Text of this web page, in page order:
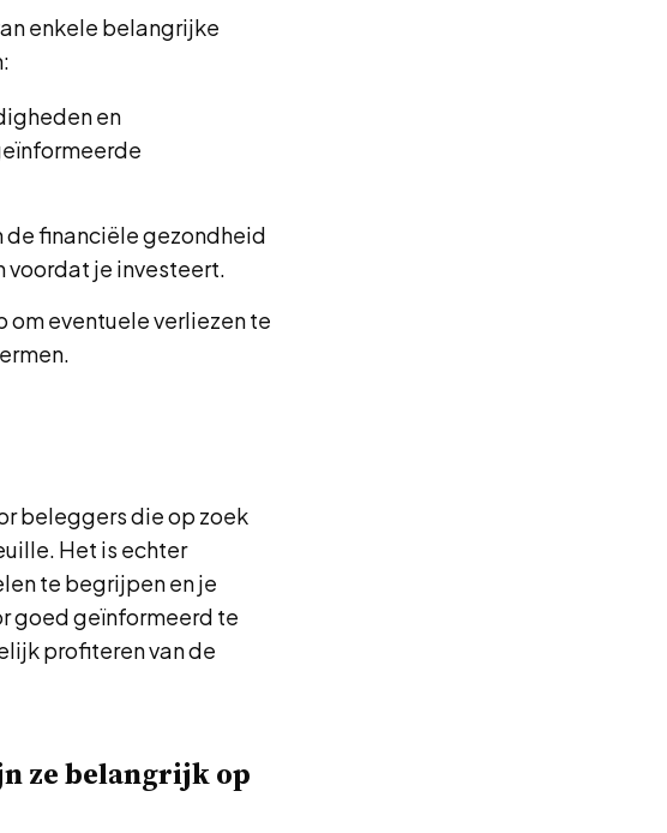
enkele belangrijke
en
de financiële gezondheid
voordat je investeert.
eventuele verliezen te
beleggers die op zoek
Het is echter
te begrijpen en je
goed geïnformeerd te
profiteren van de
ze belangrijk op